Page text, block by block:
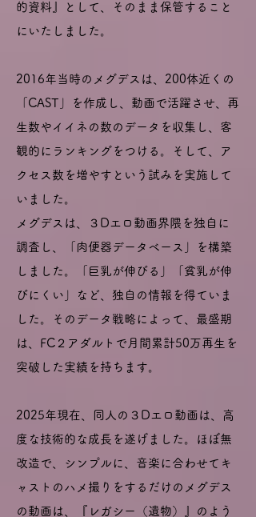
的資料』として、そのまま保管すること
にいたしました。
2016年当時のメグデスは、​200体近くの
「CAST」を作成し、動画で活躍させ、再
生数やイイネの数のデータを収集し、客
観的にランキングをつける。そして、ア
クセス数を増やすという試みを実施して
いました。
メグデスは、３Dエロ動画界隈を独自に
調査し、「肉便器データベース」を構築
しました。「巨乳が伸びる」「貧乳が伸
びにくい」など、独自の情報を得ていま
した。そのデータ戦略によって、最盛期
は、FC２アダルトで月間累計50万再生を
突破した実績を持ちます。
2025年現在、同人の３Dエロ動画は、高
度な技術的な成長を遂げました。ほぼ無
改造で、シンプルに、音楽に合わせてキ
ャストのハメ撮りをするだけのメグデス
の動画は、『レガシー（遺物）』のよう